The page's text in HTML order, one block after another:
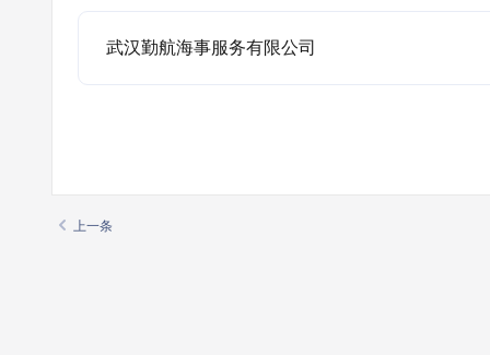
武汉勤航海事服务有限公司
上一条